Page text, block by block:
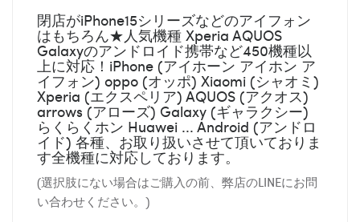
閉店がiPhone15シリーズなどのアイフォン
はもちろん★人気機種 Xperia AQUOS
Galaxyのアンドロイド携帯など450機種以
上に対応！iPhone (アイホーン アイホン ア
イフォン) oppo (オッポ) Xiaomi (シャオミ)
Xperia (エクスペリア) AQUOS (アクオス)
arrows (アローズ) Galaxy (ギャラクシー)
らくらくホン Huawei ... Android (アンドロ
イド) 各種、お取り扱いさせて頂いておりま
す全機種に対応しております。
(選択肢にない場合はご購入の前、弊店のLINEにお問
い合わせください。)